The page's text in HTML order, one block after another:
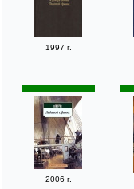
1997 г.
2006 г.